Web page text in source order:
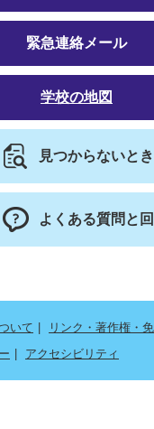
緊急連絡メール
学校の地図
見つからないと
よくある質問と
いて
リンク・著作権・
アクセシビリティ